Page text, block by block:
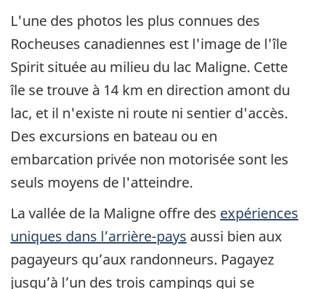
L'une des photos les plus connues des
Rocheuses canadiennes est l'image de l'île
Spirit située au milieu du lac Maligne. Cette
île se trouve à 14 km en direction amont du
lac, et il n'existe ni route ni sentier d'accès.
Des excursions en bateau ou en
embarcation privée non motorisée sont les
seuls moyens de l'atteindre.
La vallée de la Maligne offre des expériences
uniques dans l’arrière-pays aussi bien aux
pagayeurs qu’aux randonneurs. Pagayez
jusqu’à l’un des trois campings qui se